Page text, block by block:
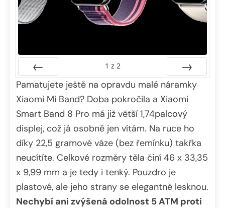
Předchozí
1 z 2
Další
Pamatujete ještě na opravdu malé náramky
Xiaomi Mi Band? Doba pokročila a Xiaomi
Smart Band 8 Pro má již větší 1,74palcový
displej, což já osobně jen vítám. Na ruce ho
díky 22,5 gramové váze (bez řemínku) takřka
neucítíte. Celkové rozměry těla činí 46 x 33,35
x 9,99 mm a je tedy i tenký. Pouzdro je
plastové, ale jeho strany se elegantně lesknou.
Nechybí ani zvýšená odolnost 5 ATM proti